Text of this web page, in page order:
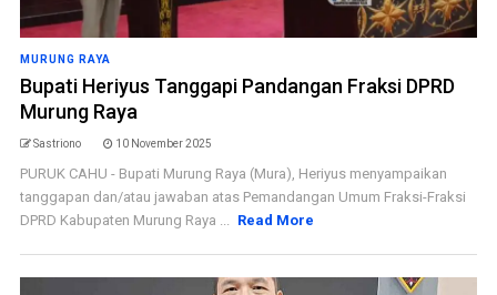
MURUNG RAYA
Bupati Heriyus Tanggapi Pandangan Fraksi DPRD
Murung Raya
Sastriono 10 November 2025
PURUK CAHU - Bupati Murung Raya (Mura), Heriyus menyampaikan
tanggapan dan/atau jawaban atas Pemandangan Umum Fraksi-Fraksi
DPRD Kabupaten Murung Raya ... Read More